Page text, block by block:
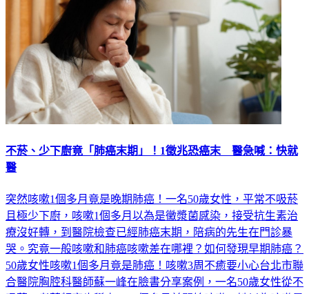
不菸、少下廚竟「肺癌末期」！1徵兆恐癌末 醫急喊：快就
醫
突然咳嗽1個多月竟是晚期肺癌！一名50歲女性，平常不吸菸
且極少下廚，咳嗽1個多月以為是黴漿菌感染，接受抗生素治
療沒好轉，到醫院檢查已經肺癌末期，陪病的先生在門診暴
哭。究竟一般咳嗽和肺癌咳嗽差在哪裡？如何發現早期肺癌？
50歲女性咳嗽1個多月竟是肺癌！咳嗽3周不癒要小心台北市聯
合醫院胸腔科醫師蘇一峰在臉書分享案例，一名50歲女性從不